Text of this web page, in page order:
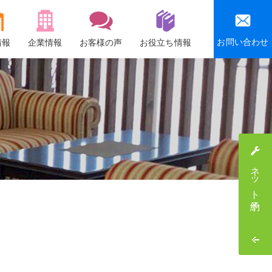
企業情報
会社概要
沿革
社会貢献活動
感謝祭・社員旅行
お客様の声 お役立ち情報 お問い合わせ
ネット予約